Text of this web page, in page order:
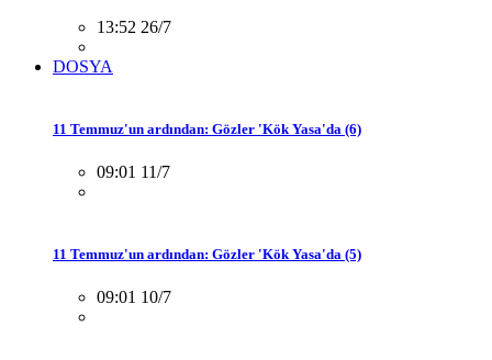
13:52 26/7
DOSYA
11 Temmuz'un ardından: Gözler 'Kök Yasa'da (6)
09:01 11/7
11 Temmuz'un ardından: Gözler 'Kök Yasa'da (5)
09:01 10/7